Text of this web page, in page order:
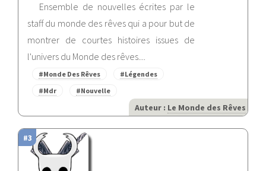
Ensemble de nouvelles écrites par le
staff du monde des rêves qui a pour but de
montrer de courtes histoires issues de
l'univers du Monde des rêves....
#Monde Des Rêves
#Légendes
#Mdr
#Nouvelle
Auteur : Le Monde des Rêves
#3